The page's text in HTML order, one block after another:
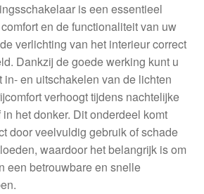
is een essentieel
en de functionaliteit van uw
verlichting van het interieur correct
Dankzij de goede werking kunt u
in- en uitschakelen van de lichten
verhoogt tijdens nachtelijke
het donker. Dit onderdeel komt
door veelvuldig gebruik of schade
waardoor het belangrijk is om
een betrouwbare en snelle